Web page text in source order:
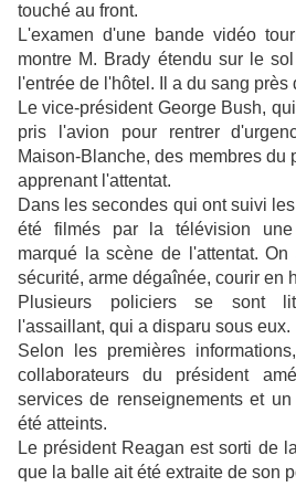
touché au front.
L'examen d'une bande vidéo
montre M. Brady étendu sur le sol
l'entrée de l'hôtel. Il a du sang près
Le vice-président George Bush,
pris l'avion pour rentrer
Maison-Blanche, des membres du
apprenant l'attentat.
Dans les secondes qui ont suivi
été filmés par la télévision
marqué la scène de l'attentat.
sécurité, arme dégaînée, courir en
Plusieurs policiers se sont
l'assaillant, qui a disparu sous eux.
Selon les premières
collaborateurs du président
services de renseignements et
été atteints.
Le président Reagan est sorti de
que la balle ait été extraite de son